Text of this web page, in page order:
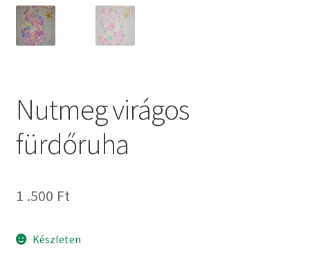
Nutmeg virágos
fürdőruha
1 .500 Ft
Készleten